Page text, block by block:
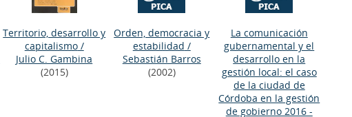
Territorio, desarrollo y
capitalismo/
Julio C. Gambina
(2015)
Orden, democracia y
estabilidad /
Sebastián Barros
(2002)
La comunicación
gubernamental y el
desarrollo en la
gestión local: el caso
de la ciudad de
Córdoba en la gestión
de gobierno 2016 -